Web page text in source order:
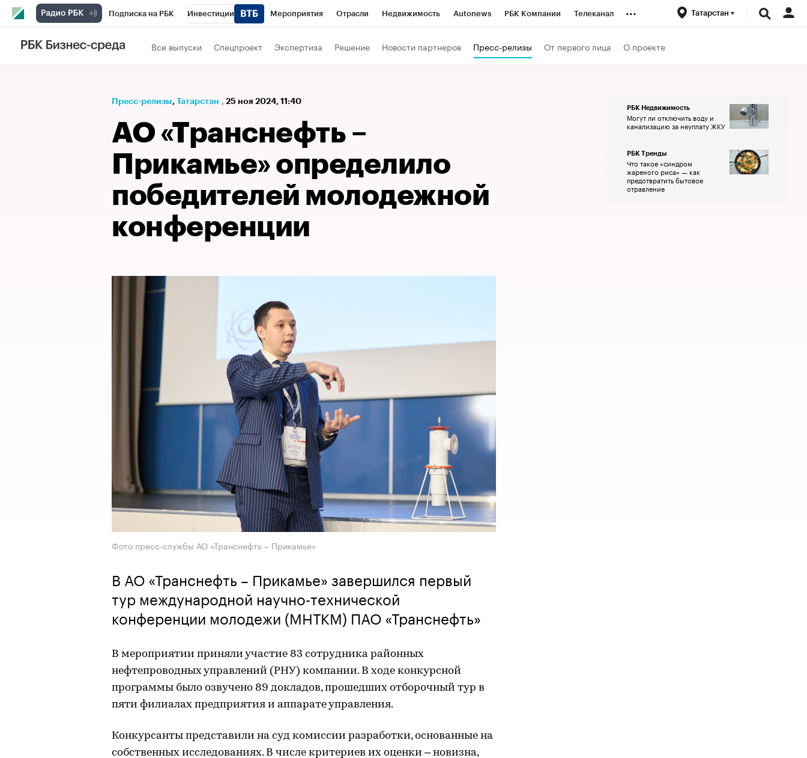
Подписка на РБК Инвестиции Мероприятия Отрасли Недвижимость Autonews РБК Компании Телеканал
РБК Вино
Проверка контрагентов Экономика
... Татарстан
Все выпуски Спецпроект Экспертиза Решение Новости партнеров Пресс-релизы От первого лица О проекте
Пресс-релизы⁠, Татарстан , 25 ноя 2024, 11:40
АО «Транснефть –
Прикамье» определило
победителей молодежной
конференции
Фото пресс-службы АО «Транснефть – Прикамье»
В АО «Транснефть – Прикамье» завершился первый
тур международной научно-технической
конференции молодежи (МНТКМ) ПАО «Транснефть»
В мероприятии приняли участие 83 сотрудника районных
нефтепроводных управлений (РНУ) компании. В ходе конкурсной
программы было озвучено 89 докладов, прошедших отборочный тур в
пяти филиалах предприятия и аппарате управления.
Конкурсанты представили на суд комиссии разработки, основанные на
собственных исследованиях. В числе критериев их оценки – новизна,
РБК Недвижимость
Могут ли отключить воду и
канализацию за неуплату ЖКУ
РБК Тренды
Что такое «синдром
жареного риса» — как
предотвратить бытовое
отравление